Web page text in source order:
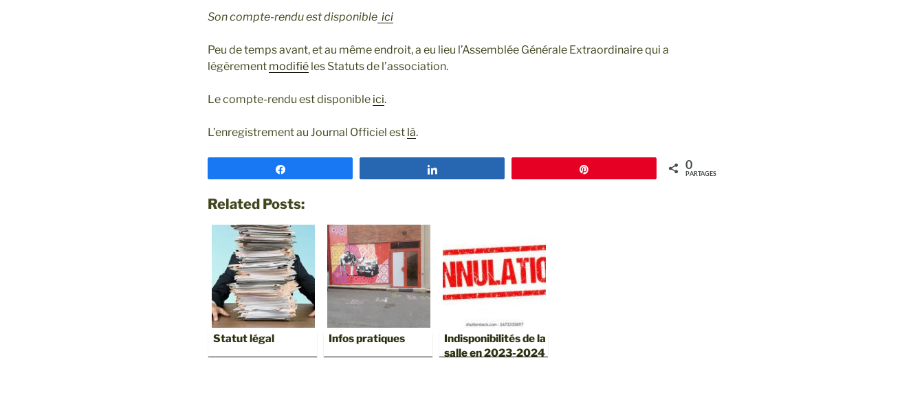
Son compte-rendu est disponible ici
Peu de temps avant, et au même endroit, a eu lieu l’Assemblée Générale Extraordinaire qui a
légèrement modifié les Statuts de l’association.
Le compte-rendu est disponible ici.
L’enregistrement au Journal Officiel est là.
0
PARTAGES
Related Posts:
Statut légal Infos pratiques
Indisponibilités de la
salle en 2023-2024